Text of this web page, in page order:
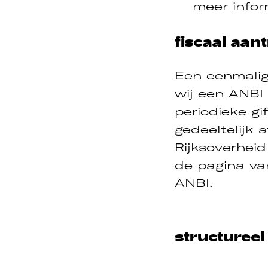
meer
fiscaal
Een
wij een
periodieke
gedeeltelijk
de pagina
ANBI.
structureel